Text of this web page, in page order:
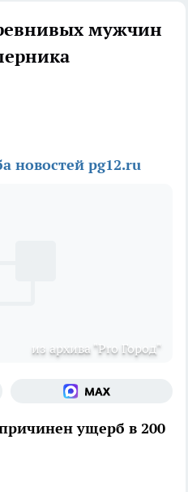
мужчин
новостей pg12.ru
из архива "Pro Город"
ущерб в 200